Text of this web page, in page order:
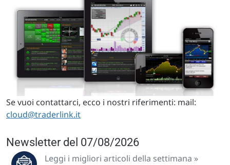
Se vuoi contattarci, ecco i nostri riferimenti: mail:
cloud@traderlink.it
Newsletter del 07/08/2026
Leggi i migliori articoli della settimana »